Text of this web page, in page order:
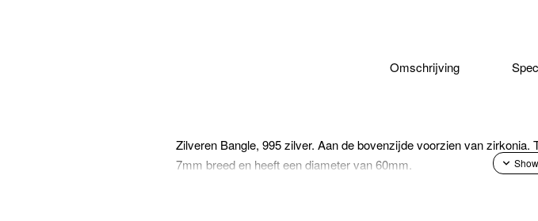
Omschrijving
Zilveren Bangle, 995 zilver. Aan de bovenzijde voorzien van
7mm breed en heeft een diameter van 60mm.